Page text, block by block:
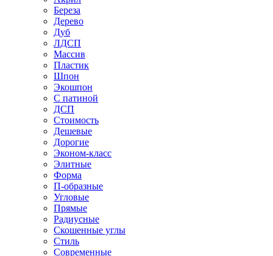
Береза
Дерево
Дуб
ЛДСП
Массив
Пластик
Шпон
Экошпон
С патиной
ДСП
Стоимость
Дешевые
Дорогие
Эконом-класс
Элитные
Форма
П-образные
Угловые
Прямые
Радиусные
Скошенные углы
Стиль
Современные